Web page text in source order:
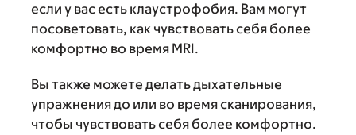
если у вас есть клаустрофобия. Вам могут
посоветовать, как чувствовать себя более
комфортно во время MRI.
Вы также можете делать дыхательные
упражнения до или во время сканирования,
чтобы чувствовать себя более комфортно.